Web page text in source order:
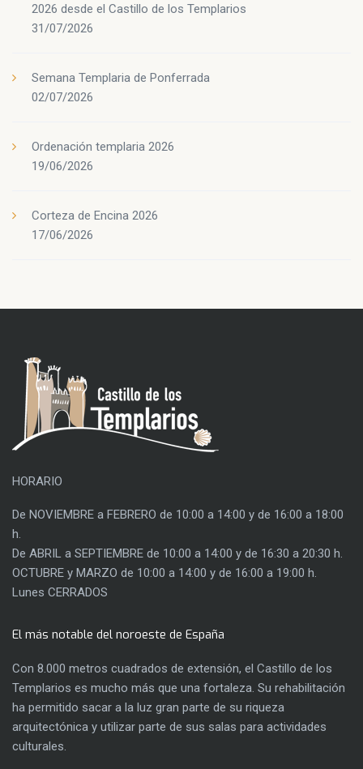
2026 desde el Castillo de los Templarios
31/07/2026
Semana Templaria de Ponferrada
02/07/2026
Ordenación templaria 2026
19/06/2026
Corteza de Encina 2026
17/06/2026
HORARIO
De NOVIEMBRE a FEBRERO de 10:00 a 14:00 y de 16:00 a 18:00
h.
De ABRIL a SEPTIEMBRE de 10:00 a 14:00 y de 16:30 a 20:30 h.
OCTUBRE y MARZO de 10:00 a 14:00 y de 16:00 a 19:00 h.
Lunes CERRADOS
El más notable del noroeste de España
Con 8.000 metros cuadrados de extensión, el Castillo de los
Templarios es mucho más que una fortaleza. Su rehabilitación
ha permitido sacar a la luz gran parte de su riqueza
arquitectónica y utilizar parte de sus salas para actividades
culturales.